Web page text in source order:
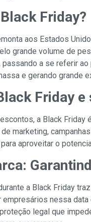
Friday?
aos Estados
grande volume de
a se referir
e gerando grande
Friday
a Black
marketing,
aproveitar o
a Black Friday
nessa data
legal que